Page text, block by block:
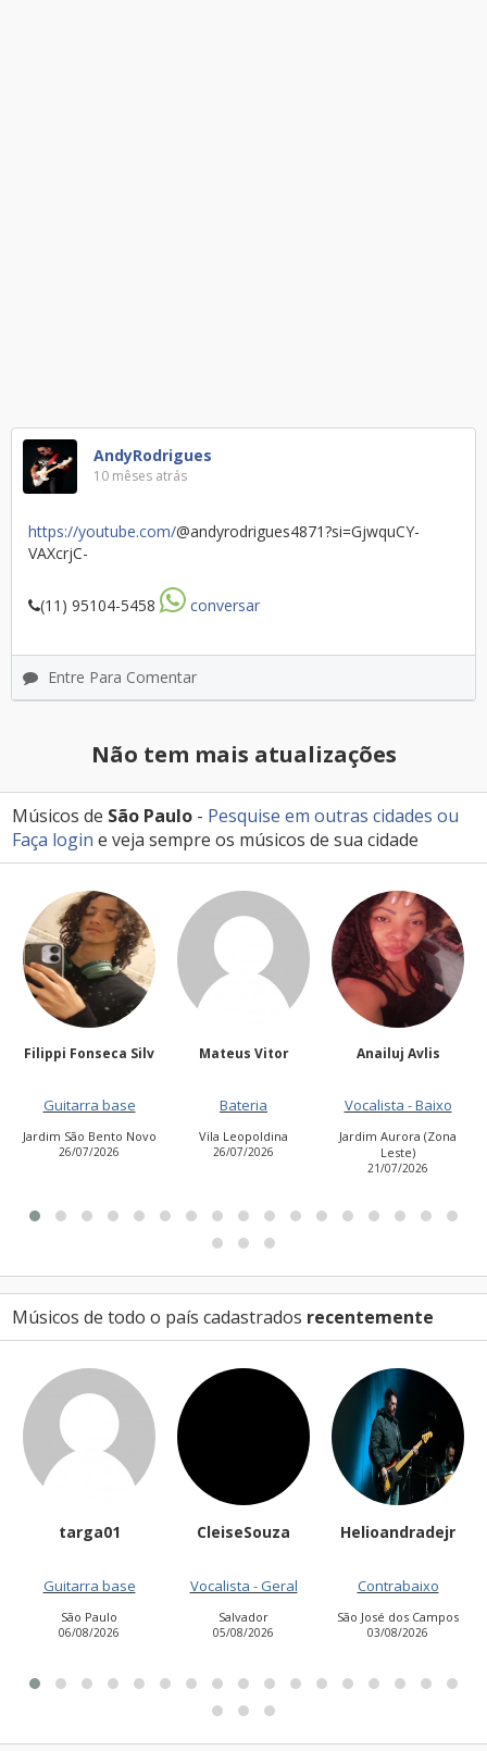
AndyRodrigues
10 mêses atrás
https://youtube.com/@andyrodrigues4871?si=GjwquCY-
VAXcrjC-
(11) 95104-5458 conversar
Entre Para Comentar
Não tem mais atualizações
Músicos de São Paulo - Pesquise em outras cidades ou
Faça login e veja sempre os músicos de sua cidade
Filippi Fonseca Silv
Guitarra base
Jardim São Bento Novo
26/07/2026
Mateus Vitor
Bateria
Vila Leopoldina
26/07/2026
Anailuj Avlis
Vocalista - Baixo
Jardim Aurora (Zona
Leste)
21/07/2026
Músicos de todo o país cadastrados recentemente
targa01
Guitarra base
São Paulo
06/08/2026
CleiseSouza
Vocalista - Geral
Salvador
05/08/2026
Helioandradejr
Contrabaixo
São José dos Campos
03/08/2026